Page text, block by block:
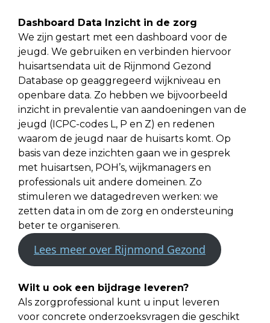
Dashboard Data Inzicht in de zorg
We zijn gestart met een dashboard voor de
jeugd. We gebruiken en verbinden hiervoor
huisartsendata uit de Rijnmond Gezond
Database op geaggregeerd wijkniveau en
openbare data. Zo hebben we bijvoorbeeld
inzicht in prevalentie van aandoeningen van de
jeugd (ICPC-codes L, P en Z) en redenen
waarom de jeugd naar de huisarts komt. Op
basis van deze inzichten gaan we in gesprek
met huisartsen, POH’s, wijkmanagers en
professionals uit andere domeinen. Zo
stimuleren we datagedreven werken: we
zetten data in om de zorg en ondersteuning
beter te organiseren.
Lees meer over Rijnmond Gezond
Wilt u ook een bijdrage leveren?
Als zorgprofessional kunt u input leveren
voor concrete onderzoeksvragen die geschikt